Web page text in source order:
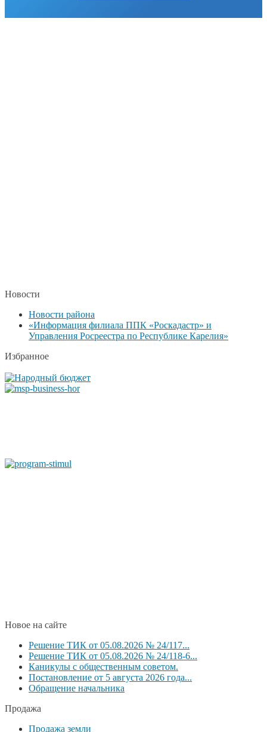
Новости
Новости района
«Информация филиала ППК «Роскадастр» и
Управления Росреестра по Республике Карелия»
Избранное
Новое на сайте
Решение ТИК от 05.08.2026 № 24/117...
Решение ТИК от 05.08.2026 № 24/118-6...
Каникулы с общественным советом.
Постановление от 5 августа 2026 года...
Обращение начальника
Продажа
Продажа земли